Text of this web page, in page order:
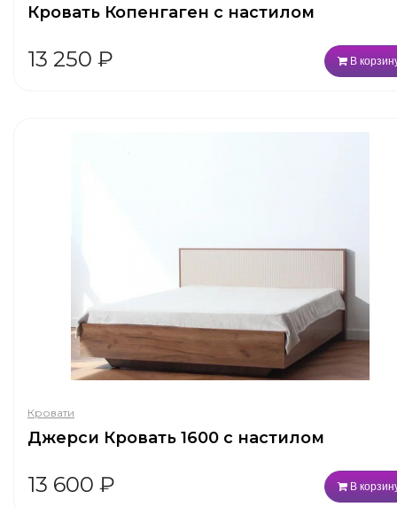
Кровать Копенгаген с настилом
13 250 ₽ В
Кровати
Джерси Кровать 1600 с настилом
13 600 ₽ В